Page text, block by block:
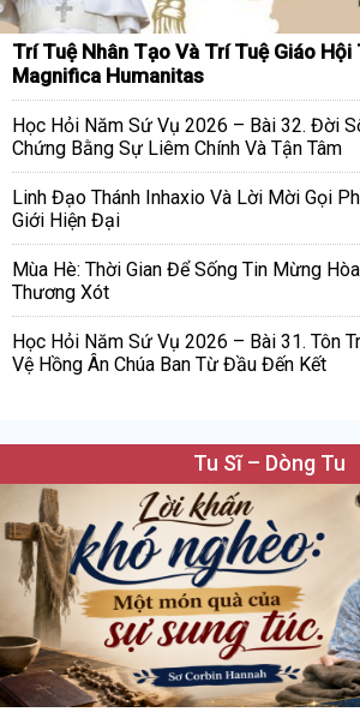
Trí Tuệ Nhân Tạo Và Trí Tuệ Giáo
Magnifica Humanitas
Học Hỏi Năm Sứ Vụ 2026 – Bài 32. Đời
Chứng Bằng Sự Liêm Chính Và Tận Tâm
Linh Đạo Thánh Inhaxio Và Lời Mời Gọi
Giới Hiện Đại
Mùa Hè: Thời Gian Để Sống Tin Mừng
Thương Xót
Học Hỏi Năm Sứ Vụ 2026 – Bài 31. Tôn
Vệ Hồng Ân Chúa Ban Từ Đầu Đến Kết
Tu Sĩ – Dòng Tu